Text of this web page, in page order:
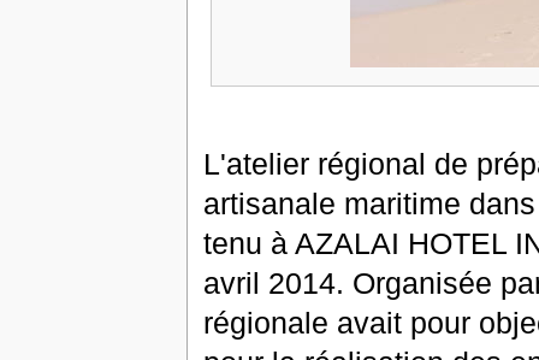
L'atelier régional de
artisanale maritime
tenu à AZALAI HOTEL
avril 2014. Organisée
régionale avait pour